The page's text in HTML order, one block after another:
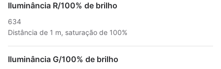
Iluminância R/100% de brilho
634
Distância de 1 m, saturação de 100%
Iluminância G/100% de brilho